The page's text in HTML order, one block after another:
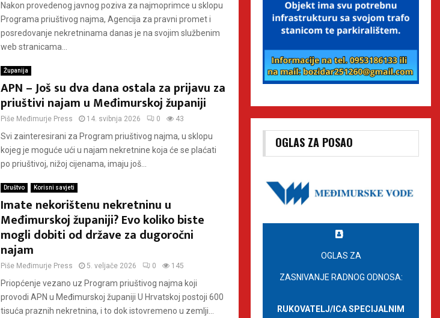
Nakon provedenog javnog poziva za najmoprimce u sklopu
Programa priuštivog najma, Agencija za pravni promet i
posredovanje nekretninama danas je na svojim službenim
web stranicama...
Županija
APN – Još su dva dana ostala za prijavu za
priuštivi najam u Međimurskoj županiji
Piše Međimurje Press 14. svibnja 2026 0 43
Svi zainteresirani za Program priuštivog najma, u sklopu
kojeg je moguće ući u najam nekretnine koja će se plaćati
po priuštivoj, nižoj cijenama, imaju još...
Društvo Korisni savjeti
Imate nekorištenu nekretninu u
Međimurskoj županiji? Evo koliko biste
mogli dobiti od države za dugoročni
najam
Piše Međimurje Press 5. veljače 2026 0 145
Priopćenje vezano uz Program priuštivog najma koji
provodi APN u Međimurskoj županiji U Hrvatskoj postoji 600
tisuća praznih nekretnina, i to dok istovremeno u zemlji...
OGLAS ZA POSAO
OGLAS ZA
ZASNIVANJE RADNOG ODNOSA:
RUKOVATELJ/ICA SPECIJALNIM